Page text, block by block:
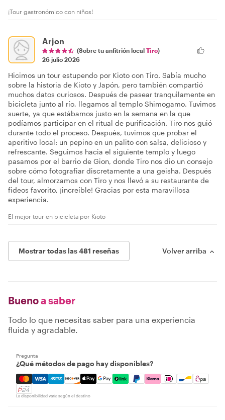
¡Tour gastronómico con niños!
Arjon
(Sobre tu anfitrión local Tiro)
26 julio 2026
Hicimos un tour estupendo por Kioto con Tiro. Sabía mucho
sobre la historia de Kioto y Japón, pero también compartió
muchos datos curiosos. Después de pasear tranquilamente en
bicicleta junto al río, llegamos al templo Shimogamo. Tuvimos
suerte, ya que estábamos justo en la semana en la que
podíamos participar en el ritual de purificación. Tiro nos guió
durante todo el proceso. Después, tuvimos que probar el
aperitivo local: un pepino en un palito con salsa, delicioso y
refrescante. Seguimos hacia el siguiente templo y luego
pasamos por el barrio de Gion, donde Tiro nos dio un consejo
sobre cómo fotografiar discretamente a una geisha. Después
del tour, almorzamos con Tiro y nos llevó a su restaurante de
fideos favorito, ¡increíble! Gracias por esta maravillosa
experiencia.
El mejor tour en bicicleta por Kioto
Mostrar todas las 481 reseñas Volver arriba
Buenoa saber
Todo lo que necesitas saber para una experiencia
fluida y agradable.
Pregunta
¿Qué métodos de pago hay disponibles?
Mastercard, Visa, Amex, Discover, Apple Pay, Google
La disponibilidad varía según el destino